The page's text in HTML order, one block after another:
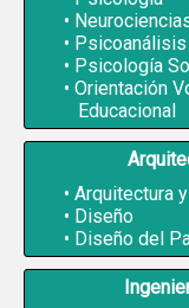
Psicoanálisis
Psicología
Orientación
Educacional
Arquitectura
Diseño
Diseño del